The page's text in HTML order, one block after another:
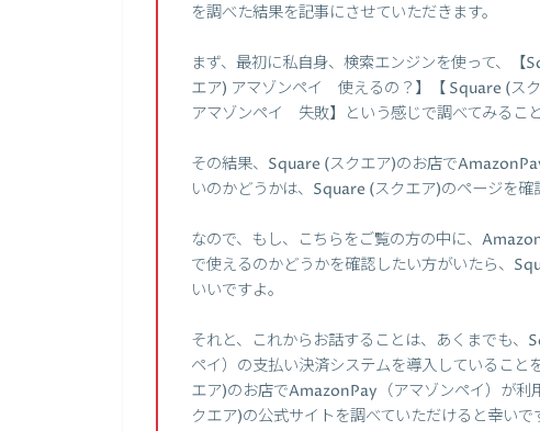
を調べた結果を記事にさせていただきます。
まず、最初に私自身、検索エンジンを使って、
エア) アマゾンペイ 使えるの？】【 Square (ス
アマゾンペイ 失敗】という感じで調べてみること
その結果、Square (スクエア)のお店で
いのかどうかは、Square (スクエア)のページを確
なので、もし、こちらをご覧の方の中に、
で使えるのかどうかを確認したい方がいたら、
いいですよ。
それと、これからお話することは、あくまでも
ペイ）の支払い決済システムを導入しているこ
エア)のお店でAmazonPay（アマゾンペイ）が利
クエア)の公式サイトを調べていただけると幸いで